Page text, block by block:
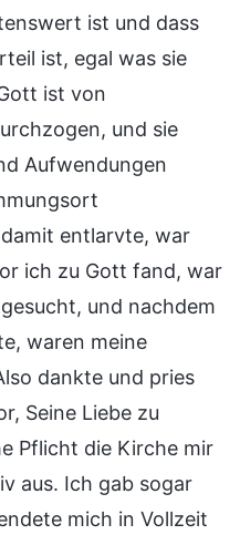
ist und dass
ist, egal was sie
ist von
und sie
Aufwendungen
entlarvte, war
ich zu Gott fand, war
und nachdem
waren meine
dankte und pries
Seine Liebe zu
Pflicht die Kirche mir
aus. Ich gab sogar
mich in Vollzeit